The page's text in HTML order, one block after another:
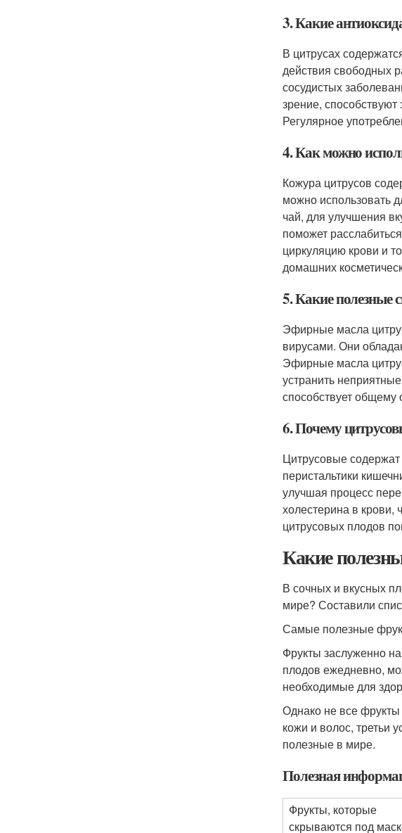
3. Какие
В цитрусах
действия свободных
сосудистых
зрение,
Регулярное
4. Как можно
Кожура цитрусов
можно использовать
чай, для улучшения
поможет
циркуляцию крови и
домашних
5. Какие полезные
Эфирные масла
вирусами. Они
Эфирные масла
устранить
способствует
6. Почему
Цитрусовые
перистальтики
улучшая процесс
холестерина в крови,
цитрусовых плодов
Какие
В сочных и вкусных
мире? Составили
Самые полезные
Фрукты заслуженно
плодов ежедневно,
необходимые для
Однако не все
кожи и волос, третьи
полезные в мире.
Полезная
Фрукты, которые
скрываются под